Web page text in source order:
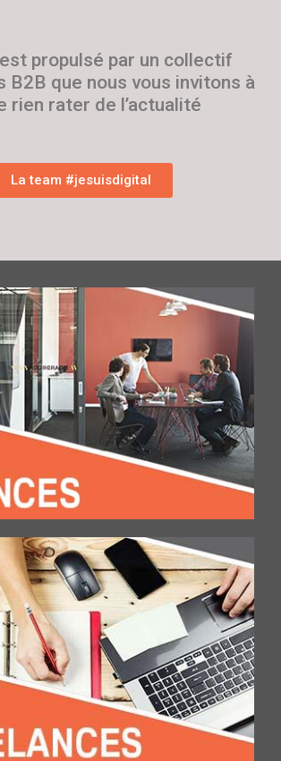
propulsé par un collectif
B2B que nous vous invitons à
rien rater de l’actualité
La team #jesuisdigital